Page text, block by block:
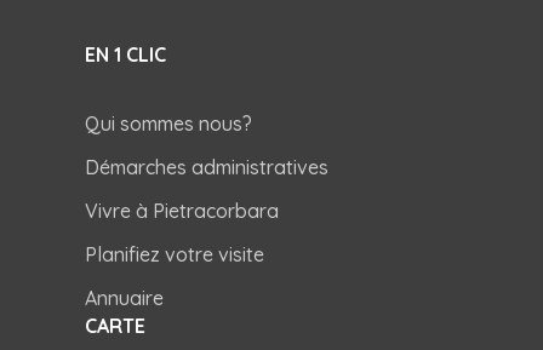
EN 1 CLIC
Qui sommes nous?
Démarches administratives
Vivre à Pietracorbara
Planifiez votre visite
Annuaire
CARTE